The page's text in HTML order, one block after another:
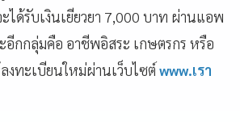
ได้รับเงินเยียวยา 7,000 บาท ผ่านแอพ
อีกกลุ่มคือ อาชีพอิสระ เกษตรกร หรือ
ทะเบียนใหม่ผ่านเว็บไซต์ www.เรา